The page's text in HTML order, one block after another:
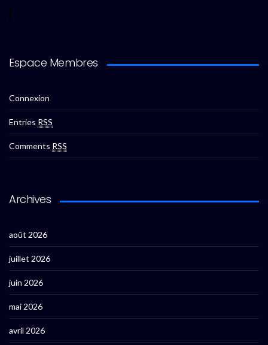
Espace Membres
Connexion
Entries RSS
Comments RSS
Archives
août 2026
juillet 2026
juin 2026
mai 2026
avril 2026